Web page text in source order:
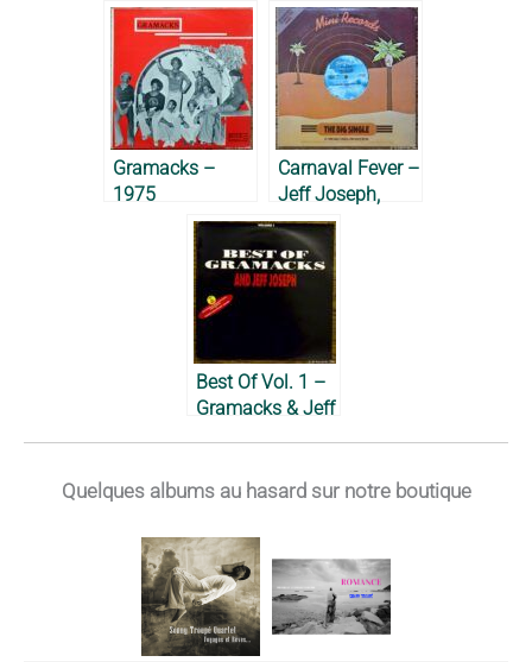
Gramacks feat.
Jeff Joseph,
1984
Gramacks –
1975
Carnaval Fever –
Jeff Joseph,
1985
Best Of Vol. 1 –
Gramacks & Jeff
Quelques albums au hasard sur notre boutique